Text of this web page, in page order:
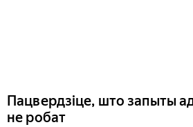
Пацвердзіце, што запыты
не робат